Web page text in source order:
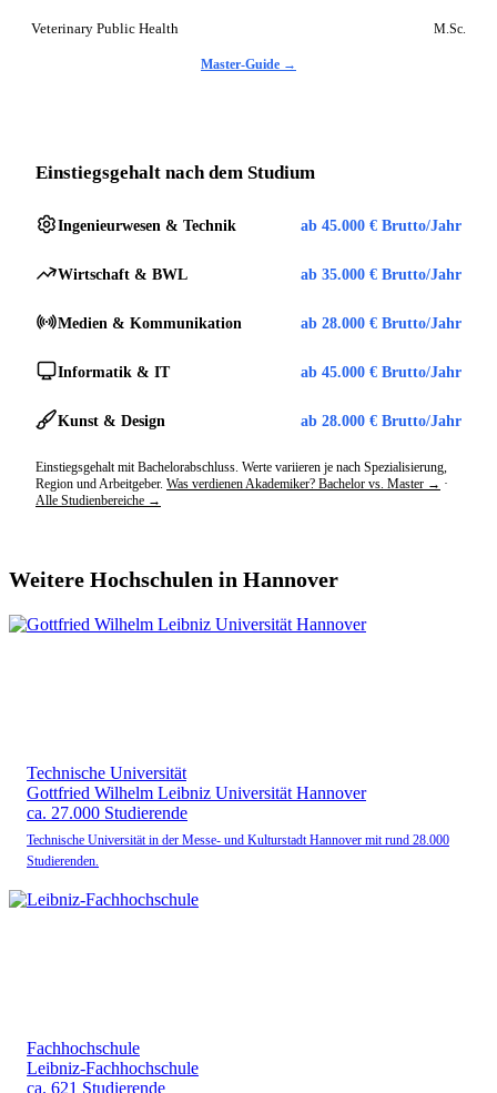
Veterinary Public Health M.Sc.
Master-Guide →
Einstiegsgehalt nach dem Studium
Ingenieurwesen & Technik ab 45.000 € Brutto/Jahr
Wirtschaft & BWL ab 35.000 € Brutto/Jahr
Medien & Kommunikation ab 28.000 € Brutto/Jahr
Informatik & IT ab 45.000 € Brutto/Jahr
Kunst & Design ab 28.000 € Brutto/Jahr
Einstiegsgehalt mit Bachelorabschluss. Werte variieren je nach Spezialisierung,
Region und Arbeitgeber. Was verdienen Akademiker? Bachelor vs. Master → ·
Alle Studienbereiche →
Weitere Hochschulen in Hannover
Technische Universität
Gottfried Wilhelm Leibniz Universität Hannover
ca. 27.000 Studierende
Technische Universität in der Messe- und Kulturstadt Hannover mit rund 28.000
Studierenden.
Fachhochschule
Leibniz-Fachhochschule
ca. 621 Studierende